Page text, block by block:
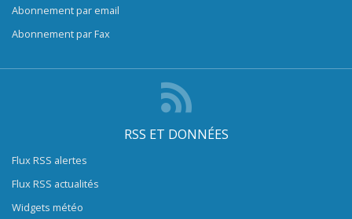
Abonnement par email
Abonnement par Fax
RSS ET DONNÉES
Flux RSS alertes
Flux RSS actualités
Widgets météo